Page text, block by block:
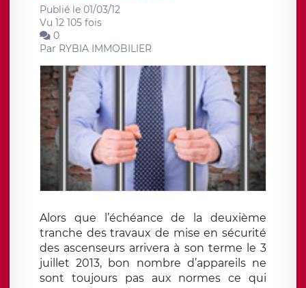
Publié le 01/03/12
Vu 12 105 fois
0
Par RYBIA IMMOBILIER
Alors que l’échéance de la deuxième
tranche des travaux de mise en sécurité
des ascenseurs arrivera à son terme le 3
juillet 2013, bon nombre d’appareils ne
sont toujours pas aux normes ce qui